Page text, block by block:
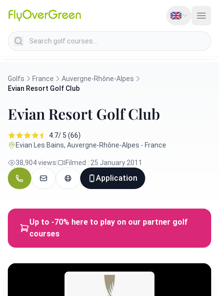
Search golf courses
Golfs France
Auvergne-Rhône-Alpes
Evian Resort Golf Club
Evian Resort Golf Club
4.7/ 5 (66)
Evian Les Bains, Auvergne-Rhône-Alpes - France
38,904 views Filmed : 25 January 2011
Application
Up to -70% here to play on our partner golf
courses